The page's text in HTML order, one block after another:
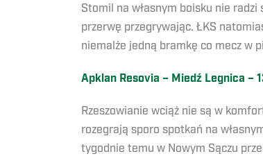
Stomil na własnym boisku nie
przerwę przegrywając. ŁKS
niemalże jedną bramkę co mecz w
Apklan Resovia – Miedź Legnica –
Rzeszowianie wciąż nie są w
rozegrają sporo spotkań na
tygodnie temu w Nowym Sączu